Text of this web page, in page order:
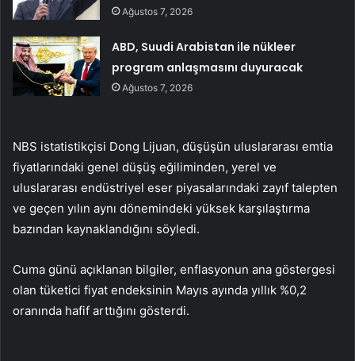
Ağustos 7, 2026
ABD, Suudi Arabistan ile nükleer
program anlaşmasını duyuracak
Ağustos 7, 2026
NBS istatistikçisi Dong Lijuan, düşüşün uluslararası emtia
fiyatlarındaki genel düşüş eğiliminden, yerel ve
uluslararası endüstriyel eser piyasalarındaki zayıf talepten
ve geçen yılın aynı dönemindeki yüksek karşılaştırma
bazından kaynaklandığını söyledi.
Cuma günü açıklanan bilgiler, enflasyonun ana göstergesi
olan tüketici fiyat endeksinin Mayıs ayında yıllık %0,2
oranında hafif arttığını gösterdi.